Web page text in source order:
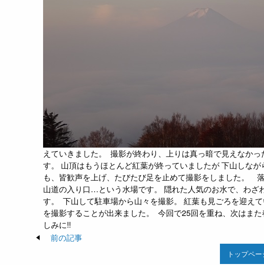
えていきました。
撮影が終わり、上りは真っ暗で見えなか
す。 山頂はもうほとんど紅葉が終っていましたが 下山しな
も、皆歓声を上げ、たびたび足を止めて撮影をしました。
山道の入り口…という水場です。 隠れた人気のお水で、わざ
す。
下山して駐車場から山々を撮影。 紅葉も見ごろを迎えて
を撮影することが出来ました。
今回で25回を重ね、次はま
しみに!!
前の記事
トップペ